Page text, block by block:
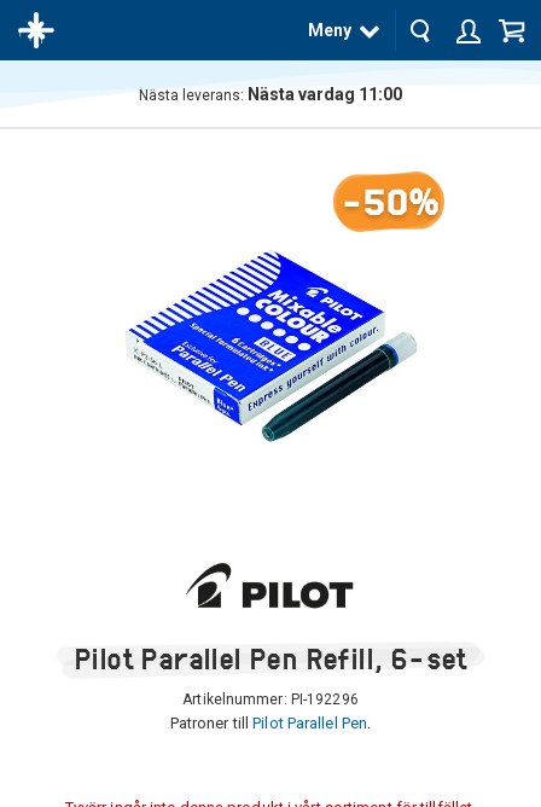
Meny
Nästa leverans: Nästa vardag 11:00
-50%
Pilot Parallel Pen Refill, 6-set
Artikelnummer: PI-192296
Patroner tillPilot Parallel Pen.